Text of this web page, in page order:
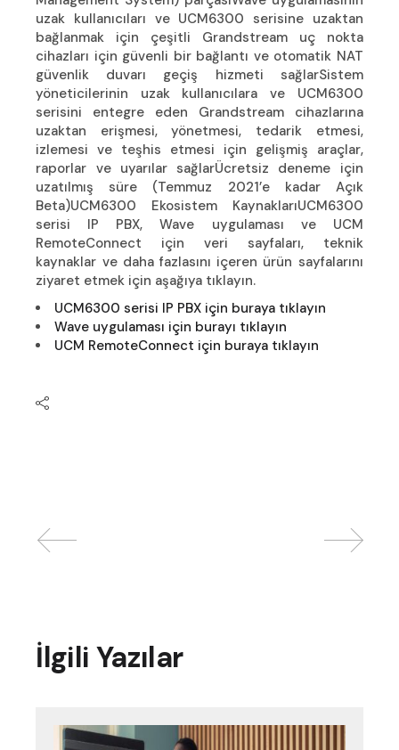
uzak kullanıcıları ve UCM6300 serisine uzaktan
bağlanmak için çeşitli Grandstream uç nokta
cihazları için güvenli bir bağlantı ve otomatik NAT
güvenlik duvarı geçiş hizmeti sağlarSistem
yöneticilerinin uzak kullanıcılara ve UCM6300
serisini entegre eden Grandstream cihazlarına
uzaktan erişmesi, yönetmesi, tedarik etmesi,
izlemesi ve teşhis etmesi için gelişmiş araçlar,
raporlar ve uyarılar sağlarÜcretsiz deneme için
uzatılmış süre (Temmuz 2021’e kadar Açık
Beta)UCM6300 Ekosistem KaynaklarıUCM6300
serisi IP PBX, Wave uygulaması ve UCM
RemoteConnect için veri sayfaları, teknik
kaynaklar ve daha fazlasını içeren ürün sayfalarını
ziyaret etmek için aşağıya tıklayın.
UCM6300 serisi IP PBX için buraya tıklayın
Wave uygulaması için burayı tıklayın
UCM RemoteConnect için buraya tıklayın
İlgili Yazılar